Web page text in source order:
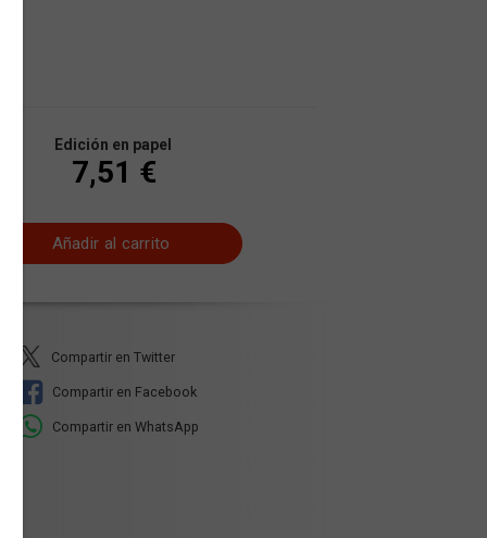
Edición en papel
7,51 €
Añadir al carrito
Compartir en Twitter
Compartir en Facebook
Compartir en WhatsApp